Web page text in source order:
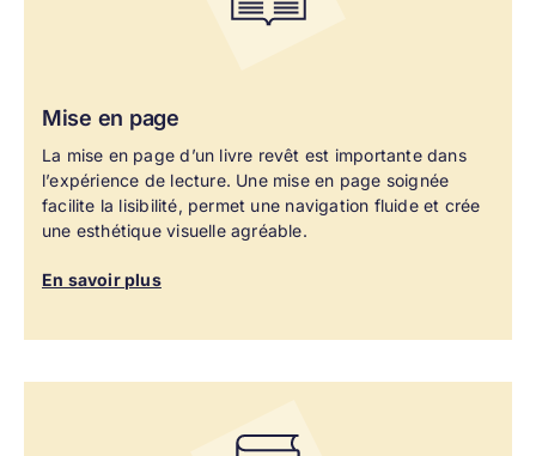
Mise en page
La mise en page d’un livre revêt est importante dans
l’expérience de lecture. Une mise en page soignée
facilite la lisibilité, permet une navigation fluide et crée
une esthétique visuelle agréable.
En savoir plus